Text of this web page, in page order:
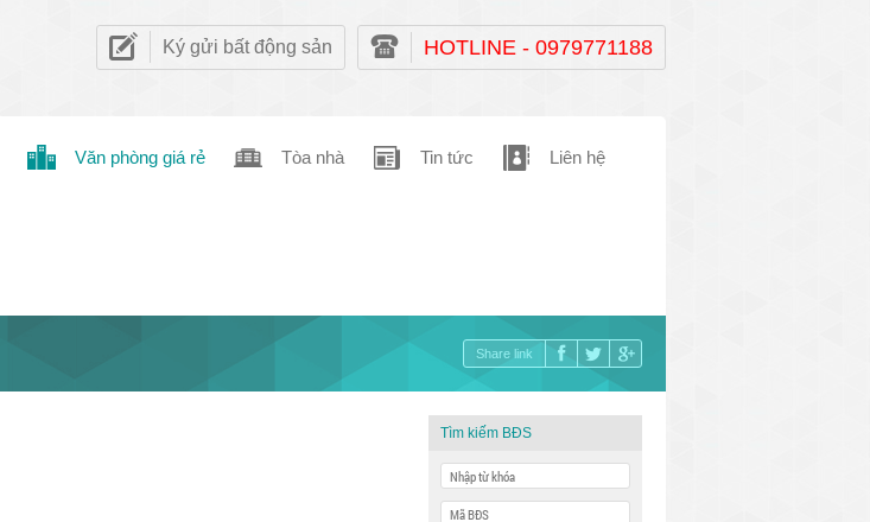
Ký gửi bất động sản HOTLINE - 0979771188
Văn phòng giá rẻ Tòa nhà Tin tức Liên hệ
Share link
Tìm kiếm BĐS